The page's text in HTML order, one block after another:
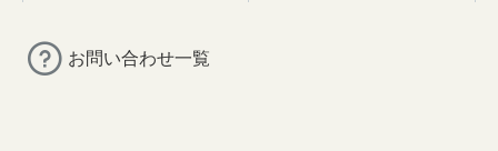
お問い合わせ一覧